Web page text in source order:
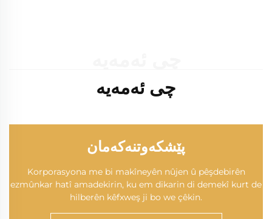
چی ئەمەیە
پێشکەوتنەکەمان
Korporasyona me bi makîneyên nûjen û pêşdebirên
ezmûnkar hatî amadekirin, ku em dikarin di demekî kurt de
hilberên kêfxweş ji bo we çêkin.